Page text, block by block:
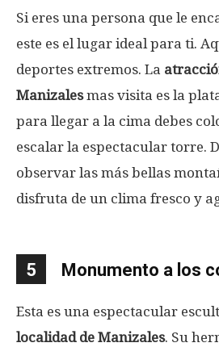
Si eres una persona que le
este es el lugar ideal para ti.
deportes extremos. La
Manizalesmas visita es la
para llegar a la cima debes
escalar la espectacular torre.
observar las más bellas
disfruta de un clima fresco y
5 Monumento a los
Esta es una espectacular
localidad de Manizales. Su